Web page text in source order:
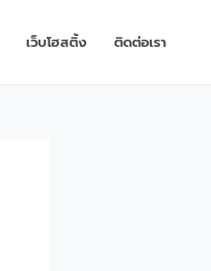
เว็บโฮสติ้ง ติดต่อเรา